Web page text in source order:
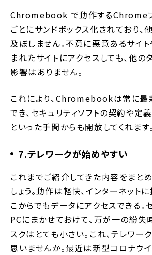
Chromebook で動作するChromeブ
ごとにサンドボックス化されており、
及ぼしません。不意に悪意あるサイ
まれたサイトにアクセスしても、他の
影響はありません。
これにより、Chromebookは常に最
でき、セキュリティソフトの契約や定
といった手間からも開放してくれます。
7.テレワークが始めやすい
これまでご紹介してきた内容をまと
しょう。動作は軽快、インターネット
こからでもデータにアクセスできる。
PCにまかせておけて、万が一の紛失
スクはとても小さい。これ、テレワー
思いませんか。最近は新型コロナウ